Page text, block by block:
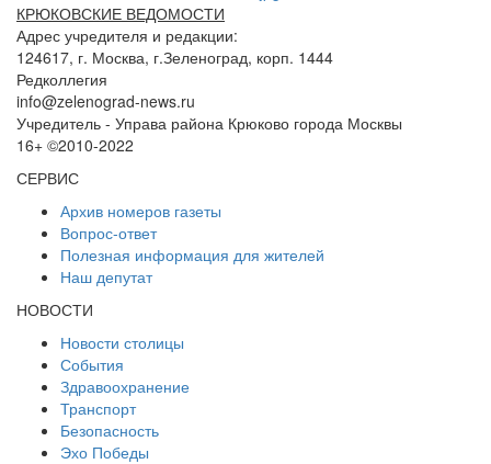
КРЮКОВСКИЕ ВЕДОМОСТИ
Адрес учредителя и редакции:
124617, г. Москва, г.Зеленоград, корп. 1444
Редколлегия
info@zelenograd-news.ru
Учредитель - Управа района Крюково города Москвы
16+ ©2010-2022
СЕРВИС
Архив номеров газеты
Вопрос-ответ
Полезная информация для жителей
Наш депутат
НОВОСТИ
Новости столицы
События
Здравоохранение
Транспорт
Безопасность
Эхо Победы